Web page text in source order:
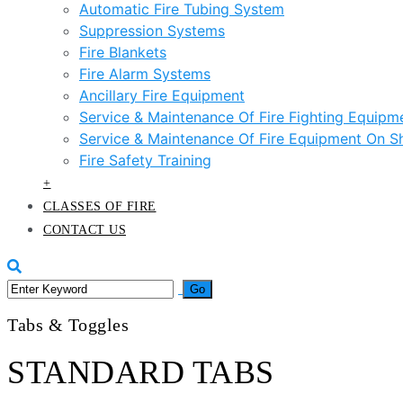
Automatic Fire Tubing System
Suppression Systems
Fire Blankets
Fire Alarm Systems
Ancillary Fire Equipment
Service & Maintenance Of Fire Fighting
Service & Maintenance Of Fire Equipment On
Fire Safety Training
+
CLASSES OF FIRE
CONTACT US
Tabs & Toggles
STANDARD TABS